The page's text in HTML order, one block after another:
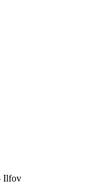
Ilfov